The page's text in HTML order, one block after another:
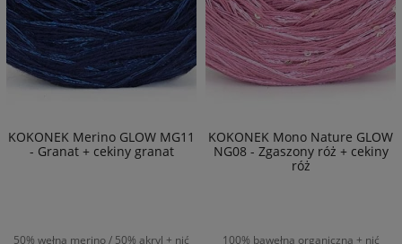
KOKONEK Merino GLOW MG11
- Granat + cekiny granat
50% wełna merino / 50% akryl + nić
KOKONEK Mono Nature GLOW
NG08 - Zgaszony róż + cekiny
róż
100% bawełna organiczna + nić